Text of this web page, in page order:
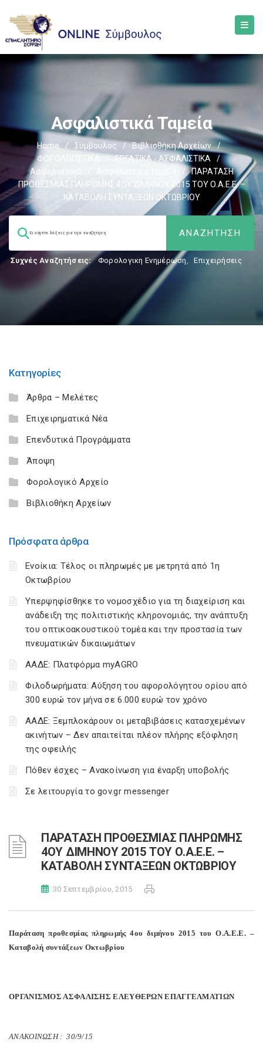
Ασφαλιστικά Ταμεία
Home / Σύμβουλος / Βιβλιοθήκη Αρχείων
/
ΦΟΡΟΛΟΓΙΣΤΙΚΑ
/ ΕΡΓΑΤΙΚΑ - ΑΣΦΑΛΙΣΤΙΚΑ
/
Ασφαλιστικά
/
ΠΑΡΑΤΑΣΗ
ΠΡΟΘΕΣΜΙΑΣ ΠΛΗΡΩΜΗΣ 4ΟΥ ΔΙΜΗΝΟΥ 2015 ΤΟΥ Ο.Α.Ε.Ε. –
ΚΑΤΑΒΟΛΗ ΣΥΝΤΑΞΕΩΝ ΟΚΤΩΒΡΙΟΥ
Συχνές Αναζητήσεις: Φορολογικη Ενημέρωση, Επιχειρήσεις
Κατηγορίες
Άρθρα – Μελέτες
Επιχειρηματικά Νέα
Επενδυτικά Προγράμματα
Άποψη
Φορολογικό Αρχείο
Βιβλιοθήκη Αρχείων
Πρόσφατα άρθρα
Ενοίκια: Τέλος οι πληρωμές με μετρητά από 1η
Οκτωβρίου
Υπερψηφίσθηκε το νομοσχέδιο για τη διαχείριση και
ανάδειξη της πολιτιστικής κληρονομιάς, την ανάπτυξη
του οπτικοακουστικού τομέα και την προστασία των
πνευματικών δικαιωμάτων
ΑΑΔΕ: Πλατφόρμα myAGRO
Φιλοδωρήματα: Αύξηση του αφορολόγητου ορίου από
300 ευρώ τον μήνα σε 6.000 ευρώ τον χρόνο
ΑΑΔΕ: Ξεμπλοκάρουν οι μεταβιβάσεις κατασχεμένων
ακινήτων – Δεν απαιτείται πλέον πλήρης εξόφληση
της οφειλής
Πόθεν έσχες – Ανακοίνωση για έναρξη υποβολής
Σε λειτουργία το gov.gr messenger
ΠΑΡΑΤΑΣΗ ΠΡΟΘΕΣΜΙΑΣ ΠΛΗΡΩΜΗΣ
4ΟΥ ΔΙΜΗΝΟΥ 2015 ΤΟΥ Ο.Α.Ε.Ε. –
ΚΑΤΑΒΟΛΗ ΣΥΝΤΑΞΕΩΝ ΟΚΤΩΒΡΙΟΥ
30 Σεπτεμβρίου, 2015
Παράταση προθεσμίας πληρωμής 4ου διμήνου 2015 του Ο.Α.Ε.Ε. –
Καταβολή συντάξεων Οκτωβρίου
ΟΡΓΑΝΙΣΜΟΣ ΑΣΦΑΛΙΣΗΣ ΕΛΕΥΘΕΡΩΝ ΕΠΑΓΓΕΛΜΑΤΙΩΝ
ΑΝΑΚΟΙΝΩΣΗ : 30/9/15